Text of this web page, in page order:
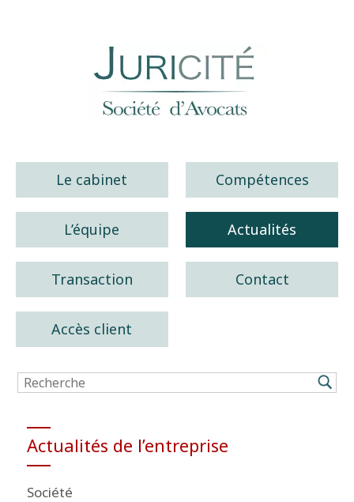
Juricité société d'avocats
Le cabinet Compétences
L’équipe Actualités
Transaction Contact
Accès client
Actualités de l’entreprise
Société